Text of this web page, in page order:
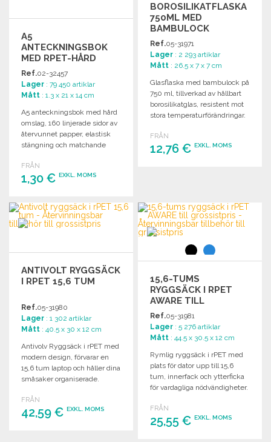
A5
ANTECKNINGSBOK
MED RPET-HÅRD
OMSLAG
Ref.02-32457
Lager : 79 450 artiklar
Mått : 1.3 x 21 x 14 cm
A5 anteckningsbok med hård
omslag, 160 linjerade sidor av
återvunnet papper, elastisk
stängning och matchande
FRÅN
1,30 € EXKL. MOMS
BESTÄLL
Begär offert
BOROSILIKATFLASKA
750ML MED
BAMBULOCK
Ref.05-31971
Lager : 2 293 artiklar
Mått : 26.5 x 7 x 7 cm
Glasflaska med bambulock på
750 ml, tillverkad av hållbart
borosilikatglas, resistent mot
stora temperaturförändringar.
FRÅN
12,76 €EXKL. MOMS
ANTIVOLT RYGGSÄCK
I RPET 15,6 TUM
Ref.05-31980
Lager : 1 302 artiklar
Mått : 40.5 x 30 x 12 cm
Antivolv Ryggsäck i rPET med
modern design, förvarar en
15,6 tum laptop och håller dina
småsaker organiserade.
FRÅN
42,59 € EXKL. MOMS
15,6-TUMS
RYGGSÄCK I RPET
AWARE TILL
GROSSISTPRIS
Ref.05-31981
Lager : 5 276 artiklar
Mått : 44.5 x 30.5 x 12 cm
Rymlig ryggsäck i rPET med
plats för dator upp till 15,6
tum, innerfack och ytterficka
för vardagliga nödvändigheter.
FRÅN
25,55 €EXKL. MOMS